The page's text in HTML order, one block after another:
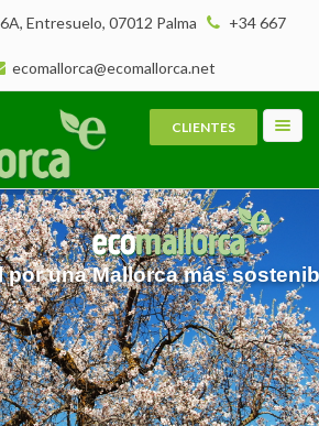
Entresuelo, 07012 Palma +34 667
ecomallorca@ecomallorca.net
CLIENTES
por una Mallorca más